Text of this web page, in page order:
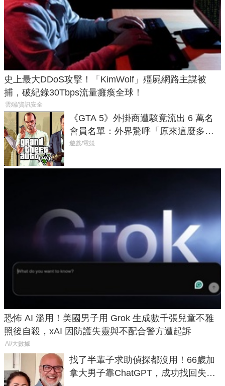
史上最大DDoS攻擊！「KimWolf」殭屍網路主謀被
捕，破紀錄30Tbps流量癱瘓全球！
雲端/資訊安全
《GTA 5》外掛商遭駭竟流出 6 萬名
會員名單：外界驚呼「原來這麼多人
在開掛！」
遊戲/電競
恐怖 AI 濫用！美國男子用 Grok 生成數千張兒童不雅
照後自殺，xAI 因防護失靈與不配合警方遭起訴
AI/大數據
找了半輩子求助偵探都沒用！66歲加
拿大男子靠ChatGPT，成功找回失散